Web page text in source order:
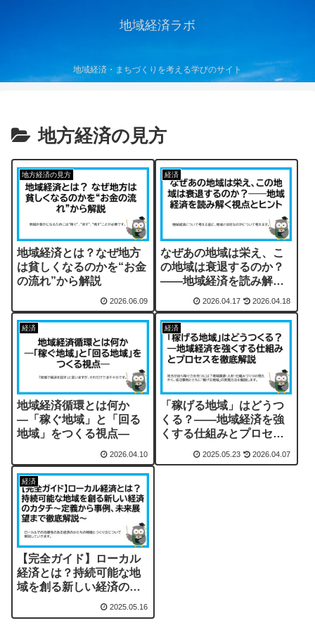
地域経済ラボ
地域経済・まちづくりを考える学びのサイト
地方経済の見方
地方経済の見方
地域経済とは？なぜ地方
は貧しくなるのかを“お金
の流れ”から解説
2026.06.09
経済
なぜあの地域は栄え、こ
の地域は衰退するのか？
――地域経済を読み解く
視点とヒント
2026.04.17 2026.04.18
経済
地域経済循環とは何か
―「稼ぐ地域」と「回る
地域」をつくる視点―
2026.04.10
経済
「稼げる地域」はどうつ
くる？――地域経済を強
くする仕組みとプロセス
2025.05.23 2026.04.07
経済
【完全ガイド】ローカル
経済とは？持続可能な地
域を創る新しい経済のカ
タチ～定義から事例、未
来展望まで徹底解説～
2025.05.16